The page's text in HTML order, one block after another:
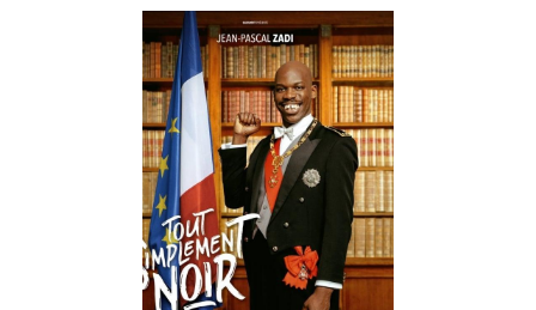
publication :